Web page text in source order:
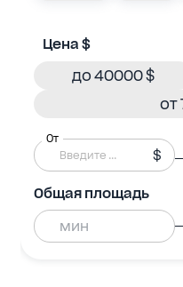
Цена $
до 40000 $
от
От
$
Общая площадь